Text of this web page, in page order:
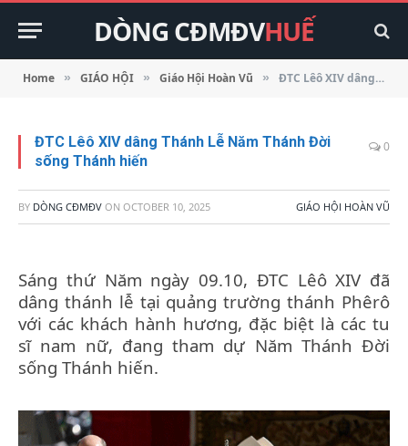
DÒNG CĐMĐVHUẾ
Home » GIÁO HỘI » Giáo Hội Hoàn Vũ » ĐTC Lêô XIV dâng Thánh Lễ Năm Thánh Đời sống Thánh hiến
ĐTC Lêô XIV dâng Thánh Lễ Năm Thánh Đời
sống Thánh hiến
0
BY DÒNG CĐMĐV ON OCTOBER 10, 2025 GIÁO HỘI HOÀN VŨ
Sáng thứ Năm ngày 09.10, ĐTC Lêô XIV đã
dâng thánh lễ tại quảng trường thánh Phêrô
với các khách hành hương, đặc biệt là các tu
sĩ nam nữ, đang tham dự Năm Thánh Đời
sống Thánh hiến.